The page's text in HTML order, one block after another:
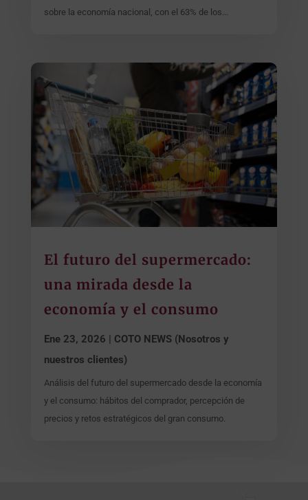
sobre la economía nacional, con el 63% de los...
El futuro del supermercado:
una mirada desde la
economía y el consumo
Ene 23, 2026 | COTO NEWS (Nosotros y
nuestros clientes)
Análisis del futuro del supermercado desde la economía
y el consumo: hábitos del comprador, percepción de
precios y retos estratégicos del gran consumo.